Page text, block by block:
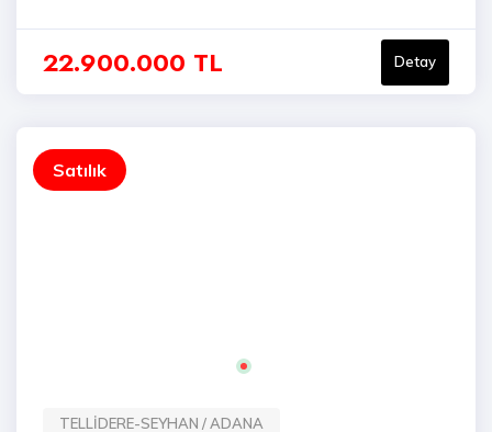
22.900.000 TL Detay
Satılık
TELLİDERE-SEYHAN / ADANA